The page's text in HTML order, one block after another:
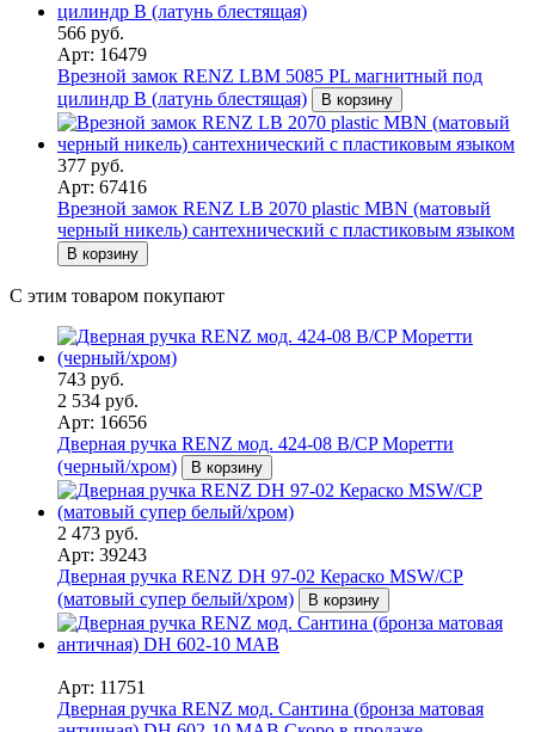
566 руб.
Арт: 16479
Врезной замок RENZ LBM 5085 PL магнитный под
цилиндр B (латунь блестящая)
В корзину
377 руб.
Арт: 67416
Врезной замок RENZ LB 2070 plastic MBN (матовый
черный никель) сантехнический с пластиковым языком
В корзину
С этим товаром покупают
743 руб.
2 534 руб.
Арт: 16656
Дверная ручка RENZ мод. 424-08 B/CP Моретти
(черный/хром)
В корзину
2 473 руб.
Арт: 39243
Дверная ручка RENZ DH 97-02 Кераско MSW/CP
(матовый супер белый/хром)
В корзину
Арт: 11751
Дверная ручка RENZ мод. Сантина (бронза матовая